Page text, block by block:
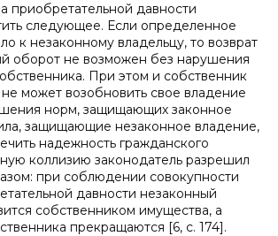
приобретательной давности
следующее. Если определенное
к незаконному владельцу, то возврат
оборот не возможен без нарушения
При этом и собственник
не может возобновить свое владение
норм, защищающих законное
защищающие незаконное владение,
надежность гражданского
коллизию законодатель разрешил
при соблюдении совокупности
давности незаконный
собственником имущества, а
прекращаются [6, с. 174].